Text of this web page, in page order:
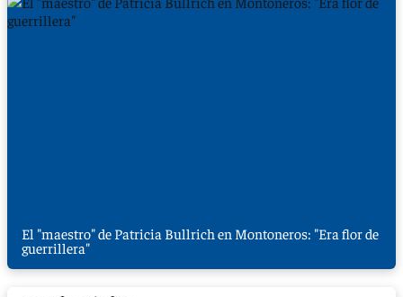
El "maestro" de Patricia Bullrich en Montoneros: "Era flor de
guerrillera"